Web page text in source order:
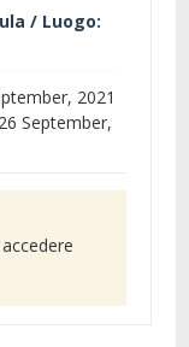
/ Luogo:
2021
26 September,